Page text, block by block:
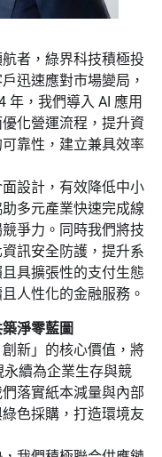
者，綠界科技積極投
迅速應對市場變局，
年，我們導入 AI 應用
化營運流程，提升資
靠性，建立兼具效率
設計，有效降低中小
多元產業快速完成線
爭力。同時我們將技
訊安全防護，提升系
具擴張性的支付生態
人性化的金融服務。
淨零藍圖
新」的核心價值，將
永續為企業生存與競
落實紙本減量與內部
色採購，打造環境友